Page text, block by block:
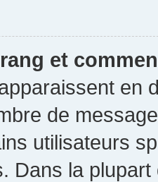
et
en
de
utilisateurs
Dans la